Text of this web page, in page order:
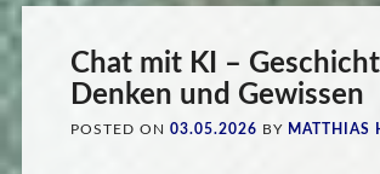
Chat mit KI –
Denken und Gewissen
POSTED ON 03.05.2026 BY MATTHIAS